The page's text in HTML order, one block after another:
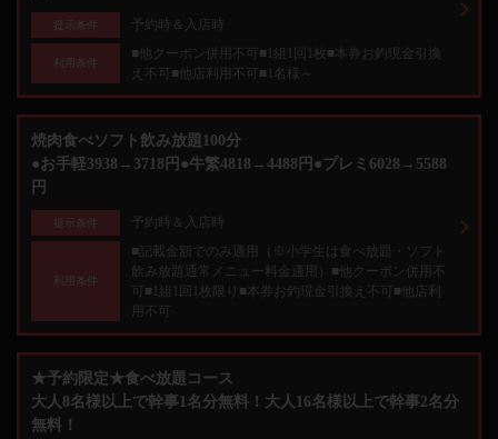
提示条件 予約時＆入店時
利用条件
■他クーポン併用不可■1組1回1枚■本券お釣現金引換
え不可■他店利用不可■1名様～
焼肉食べソフト飲み放題100分
●お手軽3938→3718円●牛繁4818→4488円●プレミ6028→5588
円
提示条件 予約時＆入店時
利用条件
■記載金額でのみ適用（※小学生は食べ放題・ソフト
飲み放題通常メニュー料金適用）■他クーポン併用不
可■1組1回1枚限り■本券お釣現金引換え不可■他店利
用不可
★予約限定★食べ放題コース
大人8名様以上で幹事1名分無料！大人16名様以上で幹事2名分
無料！